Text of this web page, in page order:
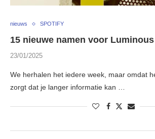
nieuws SPOTIFY
15 nieuwe namen voor
23/01/2025
We herhalen het iedere week, maar omdat
zorgt dat je langer informatie kan …